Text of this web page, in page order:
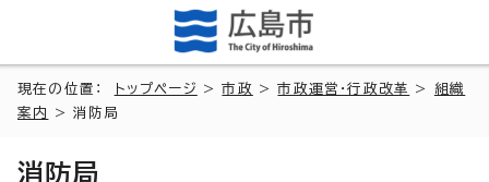
現在の位置： トップページ >市政 >市政運営・行政改革 > 組織
案内
> 消防局
消防局